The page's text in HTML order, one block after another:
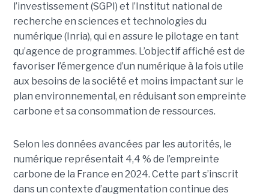
l’investissement (SGPI) et l’Institut national de
recherche en sciences et technologies du
numérique (Inria), qui en assure le pilotage en tant
qu’agence de programmes. L’objectif affiché est de
favoriser l’émergence d’un numérique à la fois utile
aux besoins de la société et moins impactant sur le
plan environnemental, en réduisant son empreinte
carbone et sa consommation de ressources.
Selon les données avancées par les autorités, le
numérique représentait 4,4 % de l’empreinte
carbone de la France en 2024. Cette part s’inscrit
dans un contexte d’augmentation continue des